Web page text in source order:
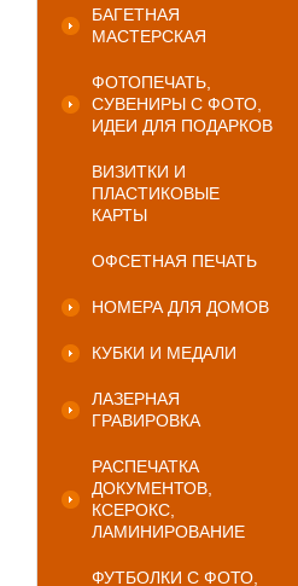
БАГЕТНАЯ
МАСТЕРСКАЯ
ФОТОПЕЧАТЬ,
СУВЕНИРЫ С ФОТО,
ИДЕИ ДЛЯ ПОДАРКОВ
ВИЗИТКИ И
ПЛАСТИКОВЫЕ
КАРТЫ
ОФСЕТНАЯ ПЕЧАТЬ
НОМЕРА ДЛЯ ДОМОВ
КУБКИ И МЕДАЛИ
ЛАЗЕРНАЯ
ГРАВИРОВКА
РАСПЕЧАТКА
ДОКУМЕНТОВ,
КСЕРОКС,
ЛАМИНИРОВАНИЕ
ФУТБОЛКИ С ФОТО,